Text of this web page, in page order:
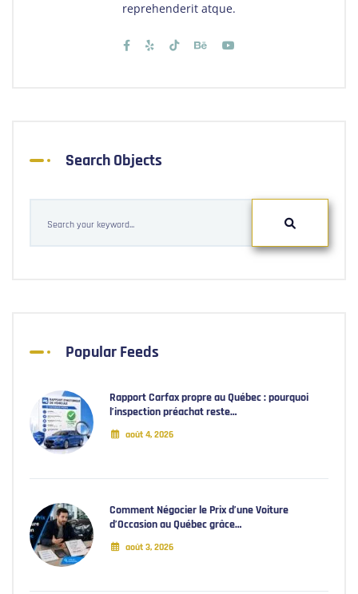
reprehenderit atque.
Search Objects
Popular Feeds
Rapport Carfax propre au Québec : pourquoi
l’inspection préachat reste…
août 4, 2026
Comment Négocier le Prix d’une Voiture
d’Occasion au Québec grâce…
août 3, 2026